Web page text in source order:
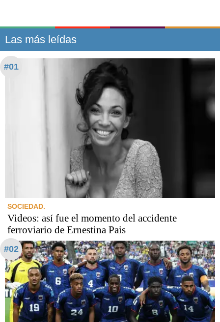
Las más leídas
#01
SOCIEDAD.
Videos: así fue el momento del accidente
ferroviario de Ernestina Pais
#02